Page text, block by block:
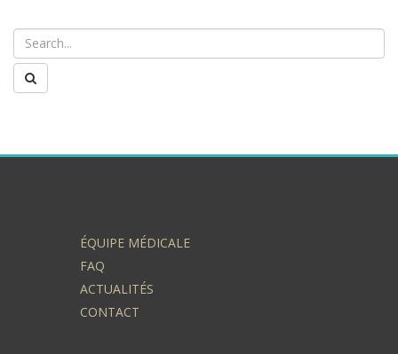
ÉQUIPE MÉDICALE
FAQ
ACTUALITÉS
CONTACT